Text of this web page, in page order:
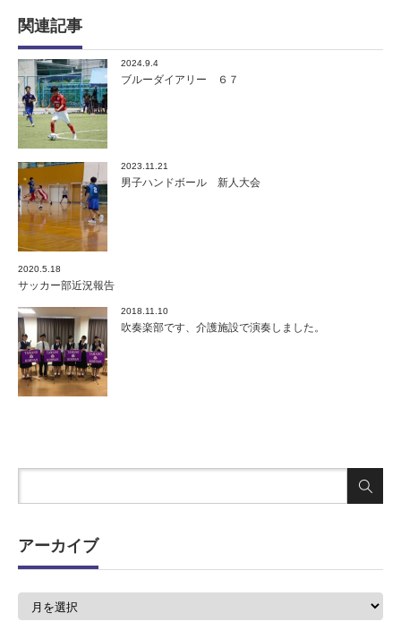
関連記事
2024.9.4
ブルーダイアリー ６７
2023.11.21
男子ハンドボール 新人大会
2020.5.18
サッカー部近況報告
2018.11.10
吹奏楽部です、介護施設で演奏しました。
アーカイブ